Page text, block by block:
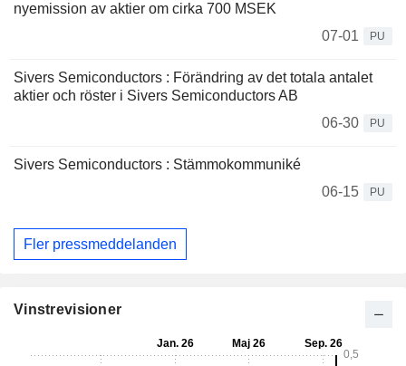
nyemission av aktier om cirka 700 MSEK
07-01
PU
Sivers Semiconductors : Förändring av det totala antalet
aktier och röster i Sivers Semiconductors AB
06-30
PU
Sivers Semiconductors : Stämmokommuniké
06-15
PU
Fler pressmeddelanden
Vinstrevisioner